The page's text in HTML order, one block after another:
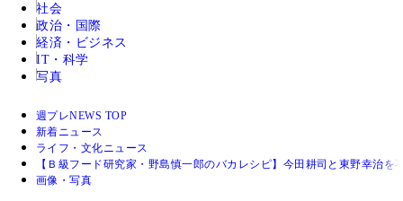
社会
政治・国際
経済・ビジネス
IT・科学
写真
週プレNEWS TOP
新着ニュース
ライフ・文化ニュース
【Ｂ級フード研究家・野島慎一郎のバカレシピ】今田耕司と東野幸治
画像・写真